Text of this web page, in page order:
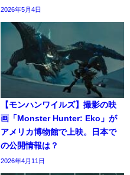
2026年5月4日
【モンハンワイルズ】撮影の映
画「Monster Hunter: Eko」が
アメリカ博物館で上映。日本で
の公開情報は？
2026年4月11日